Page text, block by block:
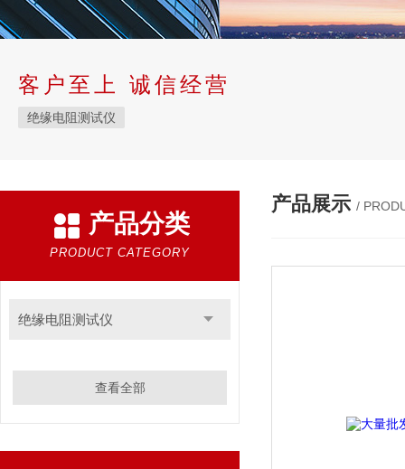
客户至上 诚信经营
绝缘电阻测试仪
产品分类
PRODUCT CATEGORY
绝缘电阻测试仪
查看全部
产品展示 /